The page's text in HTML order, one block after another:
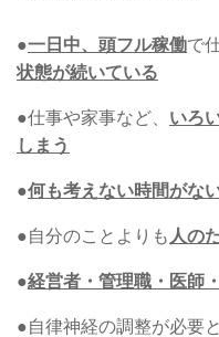
●一日中、頭フル稼働で
状態が続いている
●仕事や家事など、 いろ
しまう
●何も考えない時間がな
●自分のことよりも 人の
●経営者・管理職・医師
●自律神経の調整が必要